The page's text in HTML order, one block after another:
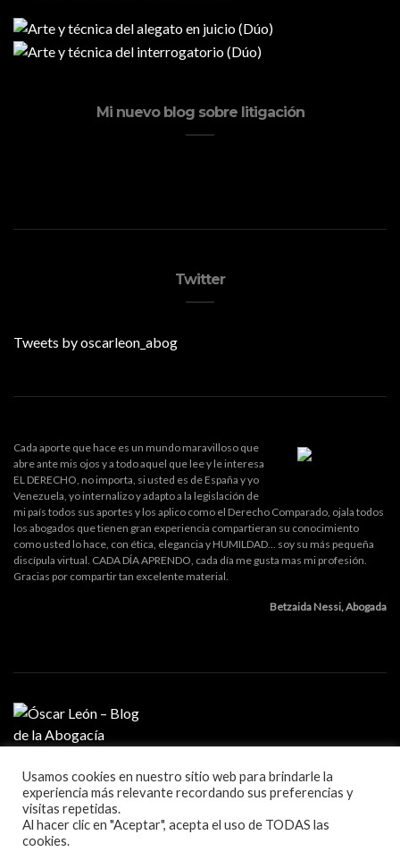
Mi nuevo blog sobre litigación
Twitter
Tweets by oscarleon_abog
Cada aporte que hace es un mundo maravilloso que
abre ante mis ojos y a todo aquel que lee y le interesa
EL DERECHO, no importa, si usted es de España y yo
Venezuela, yo internalizo y adapto a la legislación de
mi país todos sus aportes y los aplico como el Derecho Comparado, ojala todos
los abogados que tienen gran experiencia compartieran su conocimiento
como usted lo hace, con ética, elegancia y HUMILDAD... soy su más pequeña
discípula virtual. CADA DÍA APRENDO, cada día me gusta mas mi profesión.
Gracias por compartir tan excelente material.
Betzaida Nessi, Abogada
MI PROFESIÓN
GESTIÓN DE DESPACHO
LITIGACIÓN Y ORATORIA
MARKETING Y TECNOLOGÍA
Usamos cookies en nuestro sitio web para brindarle la
experiencia más relevante recordando sus preferencias y
visitas repetidas.
Al hacer clic en "Aceptar", acepta el uso de TODAS las
cookies.